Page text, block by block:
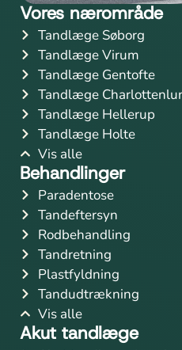
Vores nærområde
Tandlæge Søborg
Tandlæge Virum
Tandlæge Gentofte
Tandlæge
Tandlæge Hellerup
Tandlæge Holte
Vis alle
Behandlinger
Paradentose
Tandeftersyn
Rodbehandling
Tandretning
Plastfyldning
Tandudtrækning
Vis alle
Akut tandlæge